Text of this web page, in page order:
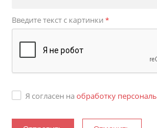
Введите текст с картинки *
Я согласен на обработку